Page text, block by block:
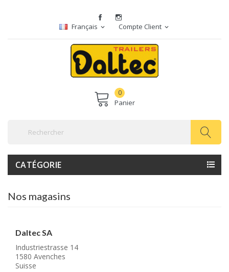
Français expand_more Compte Client expand_more
0
Panier
CATÉGORIE
Nos magasins
Daltec SA
Industriestrasse 14
1580 Avenches
Suisse